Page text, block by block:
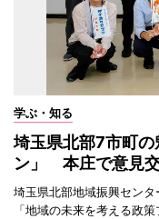
学ぶ・知る
埼玉県北部7市町
ン」 本庄で意見
埼玉県北部地域振興セン
「地域の未来を考える政